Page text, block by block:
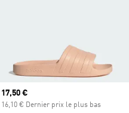
Prix actuel
17,50 €
16,10 € Dernier prix le plus bas